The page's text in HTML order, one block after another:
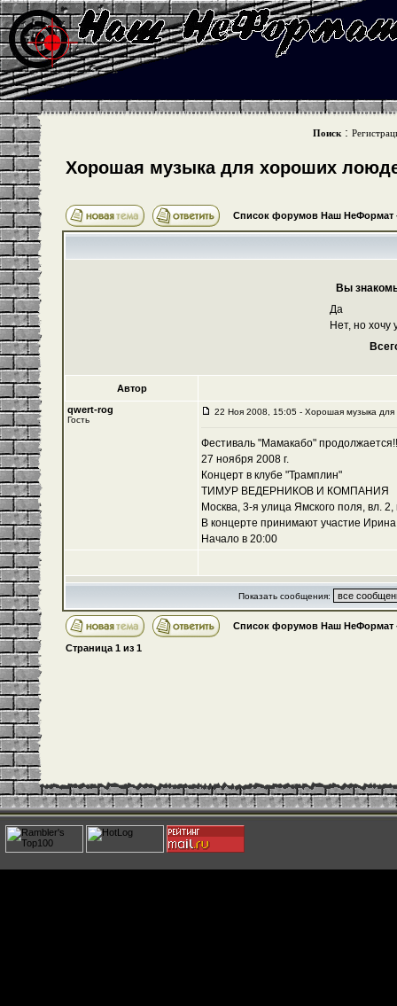
Поиск :
Хорошая музыка для хороших
Список форумов Наш НеФормат
Вы
Да
Нет, но хочу
Автор
qwert-rog
Гость
22 Ноя 2008, 15:05 - Хорошая музыка
Фестиваль "Мамакабо"
27 ноября 2008 г.
Концерт в клубе "Трамплин"
ТИМУР ВЕДЕРНИКОВ И КОМПАНИЯ
Москва, 3-я улица Ямского поля, вл. 2,
В концерте принимают участие
Начало в 20:00
Показать сообщения:
Список форумов Наш НеФормат
Страница 1 из 1